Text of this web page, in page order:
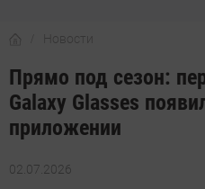
Новости
Прямо под сезон:
Galaxy Glasses
приложении
02.07.2026
Автор: